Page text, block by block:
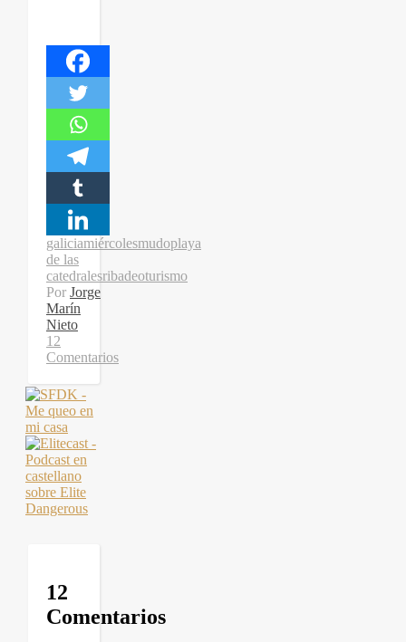
galiciamiércolesmudoplaya
de las
catedralesribadeoturismo
Por Jorge
Marín
Nieto
12
Comentarios
12
Comentarios